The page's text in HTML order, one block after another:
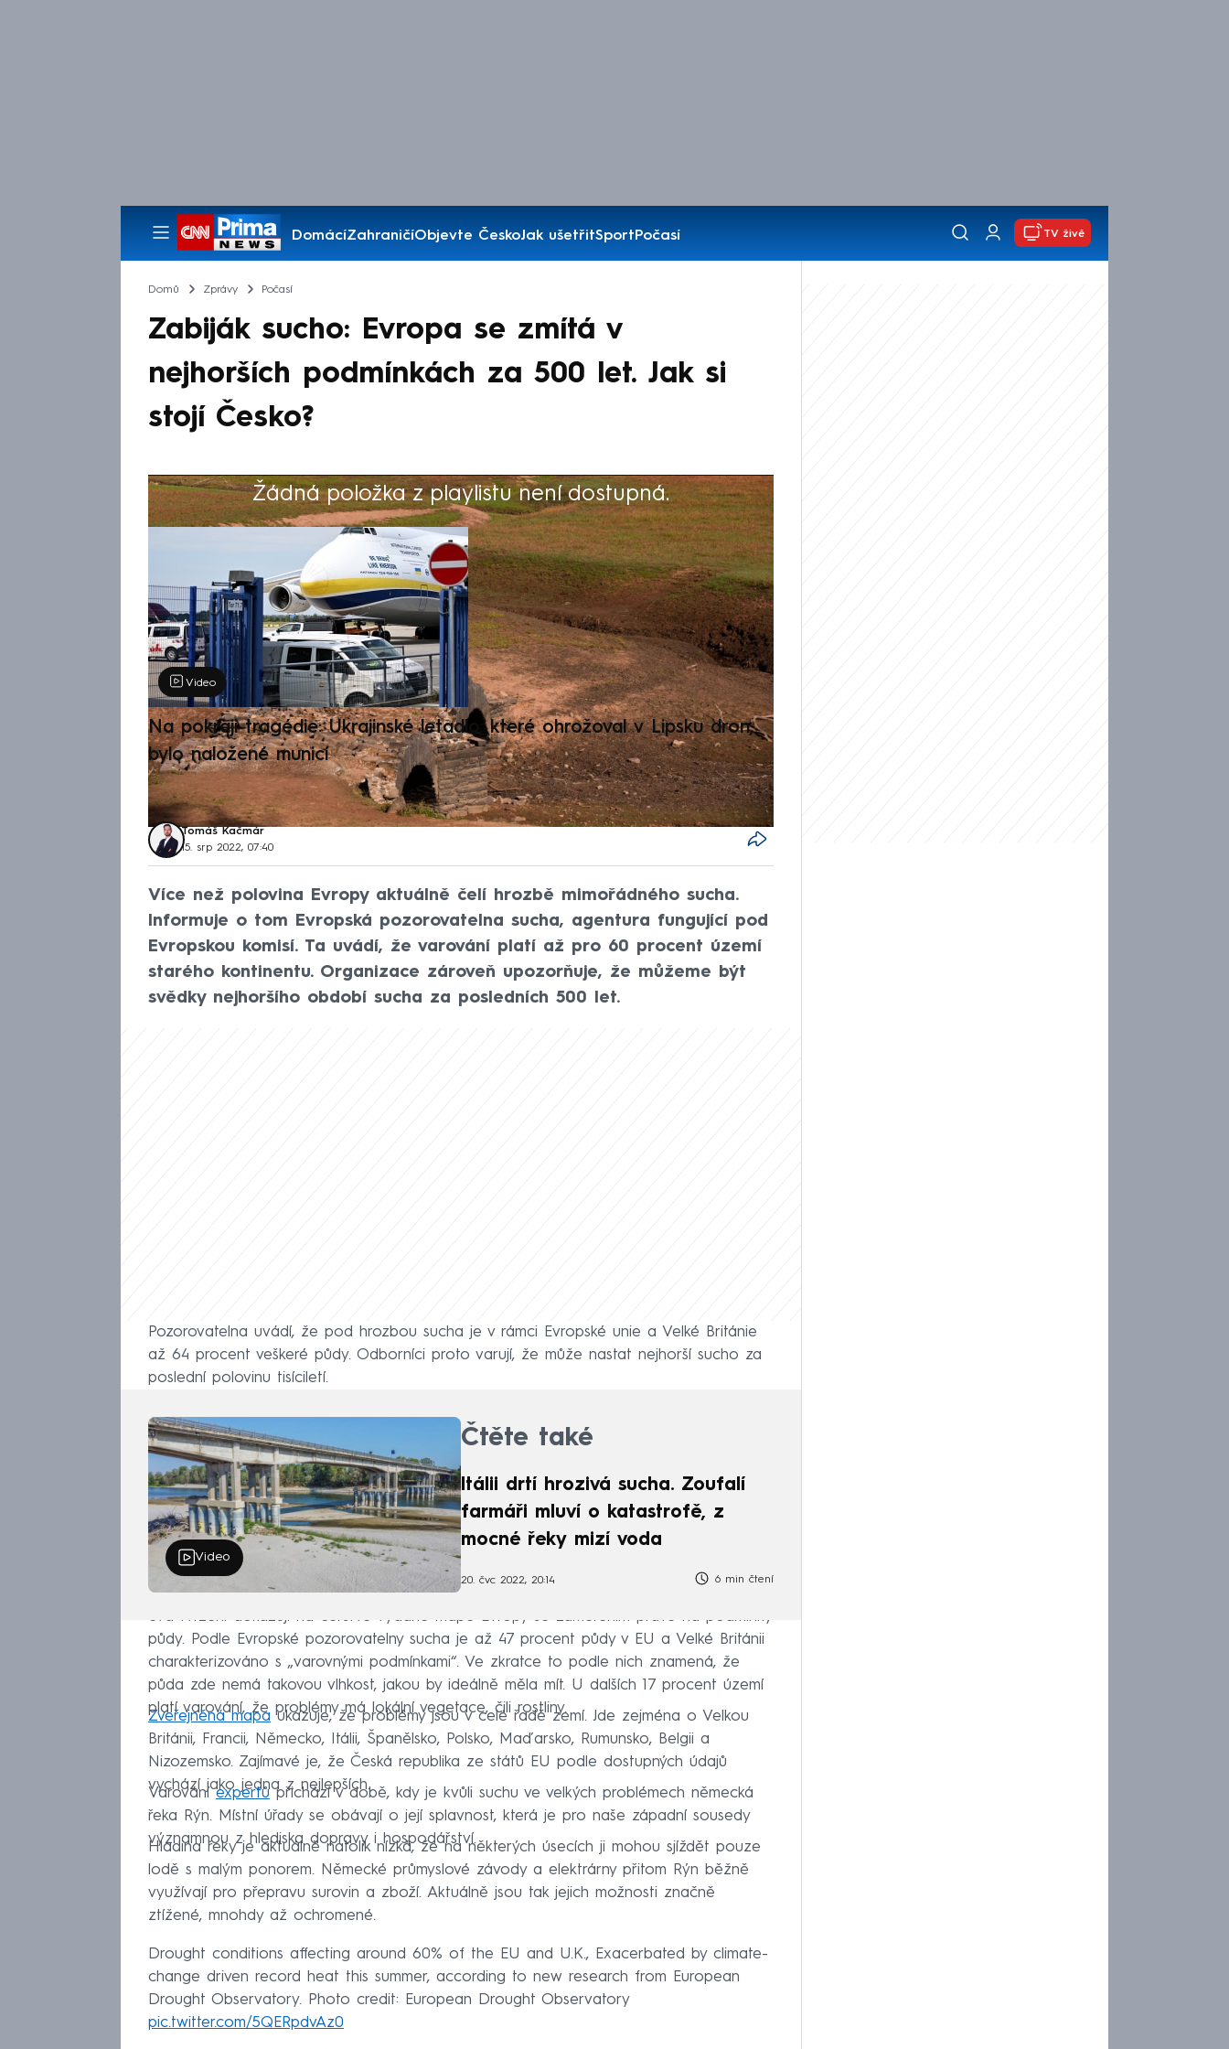
DomácíZahraničíObjevte ČeskoJak ušetřitSportPočasí
Pořady
TV živě
Domů Zprávy Počasí
Zabiják sucho: Evropa se zmítá v
nejhorších podmínkách za 500 let. Jak si
stojí Česko?
Žádná položka z playlistu není dostupná.
Výběr redakce
Video
Na pokraji tragédie: Ukrajinské letadlo, které ohrožoval v Lipsku dron,
bylo naložené municí
Tomáš Kačmár
15. srp 2022, 07:40
Více než polovina Evropy aktuálně čelí hrozbě mimořádného sucha.
Informuje o tom Evropská pozorovatelna sucha, agentura fungující pod
Evropskou komisí. Ta uvádí, že varování platí až pro 60 procent území
starého kontinentu. Organizace zároveň upozorňuje, že můžeme být
svědky nejhoršího období sucha za posledních 500 let.
Pozorovatelna uvádí, že pod hrozbou sucha je v rámci Evropské unie a Velké Británie
až 64 procent veškeré půdy. Odborníci proto varují, že může nastat nejhorší sucho za
poslední polovinu tisíciletí.
Video
Čtěte také
Itálii drtí hrozivá sucha. Zoufalí
farmáři mluví o katastrofě, z
mocné řeky mizí voda
20. čvc 2022, 20:14 6 min čtení
Svá tvrzení dokazují na čerstvě vydané mapě Evropy se zaměřením právě na podmínky
půdy. Podle Evropské pozorovatelny sucha je až 47 procent půdy v EU a Velké Británii
charakterizováno s „varovnými podmínkami“. Ve zkratce to podle nich znamená, že
půda zde nemá takovou vlhkost, jakou by ideálně měla mít. U dalších 17 procent území
platí varování, že problémy má lokální vegetace, čili rostliny.
Zveřejněná mapa ukazuje, že problémy jsou v celé řadě zemí. Jde zejména o Velkou
Británii, Francii, Německo, Itálii, Španělsko, Polsko, Maďarsko, Rumunsko, Belgii a
Nizozemsko. Zajímavé je, že Česká republika ze států EU podle dostupných údajů
vychází jako jedna z nejlepších.
Varováníexpertůpřichází v době, kdy je kvůli suchu ve velkých problémech německá
řeka Rýn. Místní úřady se obávají o její splavnost, která je pro naše západní sousedy
významnou z hlediska dopravy i hospodářství.
Hladina řeky je aktuálně natolik nízká, že na některých úsecích ji mohou sjíždět pouze
lodě s malým ponorem. Německé průmyslové závody a elektrárny přitom Rýn běžně
využívají pro přepravu surovin a zboží. Aktuálně jsou tak jejich možnosti značně
ztížené, mnohdy až ochromené.
Drought conditions affecting around 60% of the EU and U.K., Exacerbated by climate-
change driven record heat this summer, according to new research from European
Drought Observatory. Photo credit: European Drought Observatory
pic.twitter.com/5QERpdvAz0